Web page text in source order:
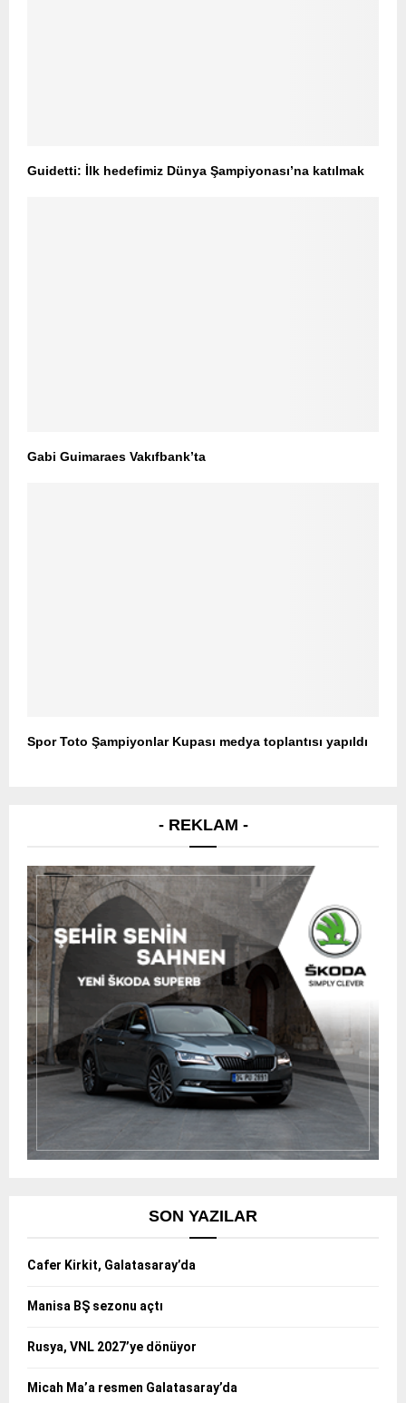
Guidetti: İlk hedefimiz Dünya Şampiyonası’na katılmak
Gabi Guimaraes Vakıfbank’ta
Spor Toto Şampiyonlar Kupası medya toplantısı yapıldı
- REKLAM -
SON YAZILAR
Cafer Kirkit, Galatasaray’da
Manisa BŞ sezonu açtı
Rusya, VNL 2027’ye dönüyor
Micah Ma’a resmen Galatasaray’da